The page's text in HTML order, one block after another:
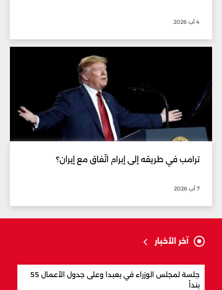
4 آب 2026
ترامب في طريقه إلى إبرام اتّفاق مع إيران؟
7 آب 2026
آخر الأخبار
جلسة لمجلس الوزراء في بعبدا وعلى جدول الأعمال 55
بنداً